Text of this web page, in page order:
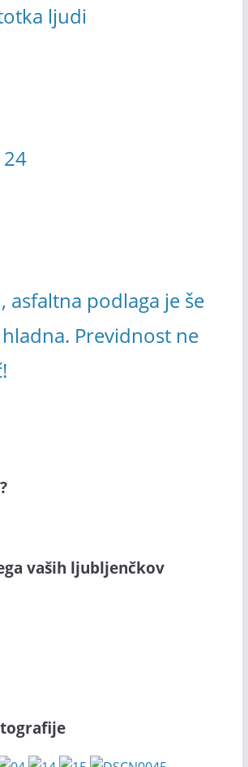
ljudi
asfaltna podlaga je še
Previdnost ne
vaših ljubljenčkov